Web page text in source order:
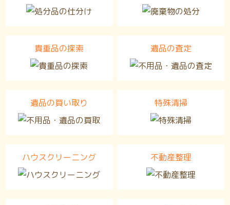
貴重品の探索 遺品の査定
遺品の買い取り 特殊清掃
ハウスクリーニング 不動産整理